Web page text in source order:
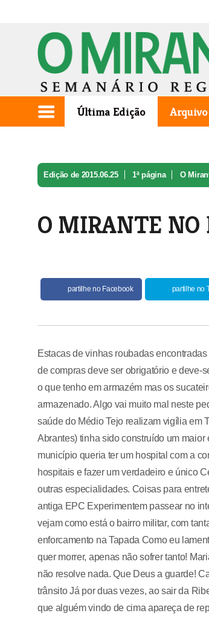
Última Edição Arquivo
Edição de 2015.06.25 1ª página O
O MIRANTE NO
partilhe no Facebook partilhe no
Estacas de vinhas roubadas
de compras deve ser obrigatório e deve-
o que tenho em armazém mas os
armazenado. Algo vai muito mal neste
saúde do Médio Tejo realizam vigília em
Abrantes) tinha sido construído um
município queria ter um hospital com a
hospitais e fazer um verdadeiro e único
outras especialidades. Coisas para
antiga EPC Experimentem passear no
vejam como está o bairro militar, com
enforcamento na Tapada Como eu
quer morrer, apenas não sofrer tanto!
não resolve nada. Que Deus a guarde!
trânsito Já por duas vezes, ao sair da
que alguém vindo de cima apareça de